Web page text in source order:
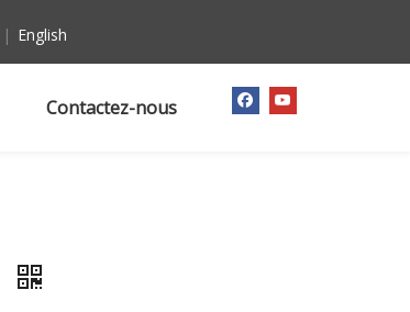
| English
Contactez-nous